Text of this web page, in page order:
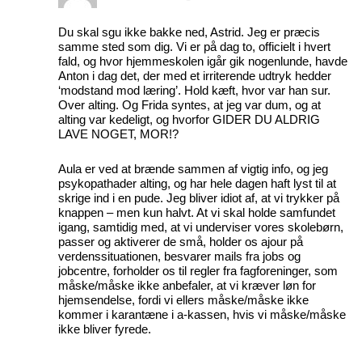
Du skal sgu ikke bakke ned, Astrid. Jeg er præcis
samme sted som dig. Vi er på dag to, officielt i hvert
fald, og hvor hjemmeskolen igår gik nogenlunde, havde
Anton i dag det, der med et irriterende udtryk hedder
‘modstand mod læring’. Hold kæft, hvor var han sur.
Over alting. Og Frida syntes, at jeg var dum, og at
alting var kedeligt, og hvorfor GIDER DU ALDRIG
LAVE NOGET, MOR!?
Aula er ved at brænde sammen af vigtig info, og jeg
psykopathader alting, og har hele dagen haft lyst til at
skrige ind i en pude. Jeg bliver idiot af, at vi trykker på
knappen – men kun halvt. At vi skal holde samfundet
igang, samtidig med, at vi underviser vores skolebørn,
passer og aktiverer de små, holder os ajour på
verdenssituationen, besvarer mails fra jobs og
jobcentre, forholder os til regler fra fagforeninger, som
måske/måske ikke anbefaler, at vi kræver løn for
hjemsendelse, fordi vi ellers måske/måske ikke
kommer i karantæne i a-kassen, hvis vi måske/måske
ikke bliver fyrede.